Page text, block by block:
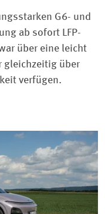
G6- und
ab sofort LFP-
über eine leicht
gleichzeitig über
verfügen.